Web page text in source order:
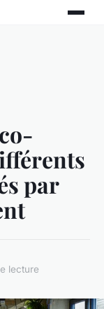
par
lecture